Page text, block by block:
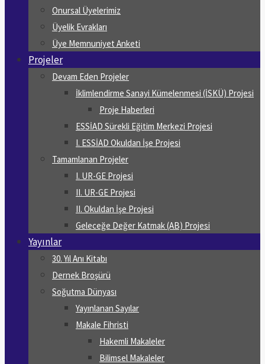
Onursal Üyelerimiz
Üyelik Evrakları
Üye Memnuniyet Anketi
Projeler
Devam Eden Projeler
İklimlendirme Sanayi Kümelenmesi (İSKÜ) Projesi
Proje Haberleri
ESSİAD Sürekli Eğitim Merkezi Projesi
I. ESSİAD Okuldan İşe Projesi
Tamamlanan Projeler
I. UR-GE Projesi
II. UR-GE Projesi
II. Okuldan İşe Projesi
Geleceğe Değer Katmak (AB) Projesi
Yayınlar
30. Yıl Anı Kitabı
Dernek Broşürü
Soğutma Dünyası
Yayınlanan Sayılar
Makale Fihristi
Hakemli Makaleler
Bilimsel Makaleler